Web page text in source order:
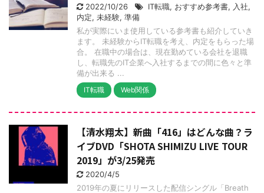
2022/10/26 IT転職, おすすめ参考書, 入社,
内定, 未経験, 準備
私が実際にいま使用している参考書も紹介していき
ます。 未経験からIT転職を考え、内定をもらった場
合。 在職中の場合は、現在勤めている会社を退職
し、転職先のIT企業へ入社するまでの間に色々と準
備が出来る ...
IT転職 Web関係
【清水翔太】新曲「416」はどんな曲？ラ
イブDVD「SHOTA SHIMIZU LIVE TOUR
2019」が3/25発売
2020/4/5
2019年の夏にリリースした配信シングル「Breath